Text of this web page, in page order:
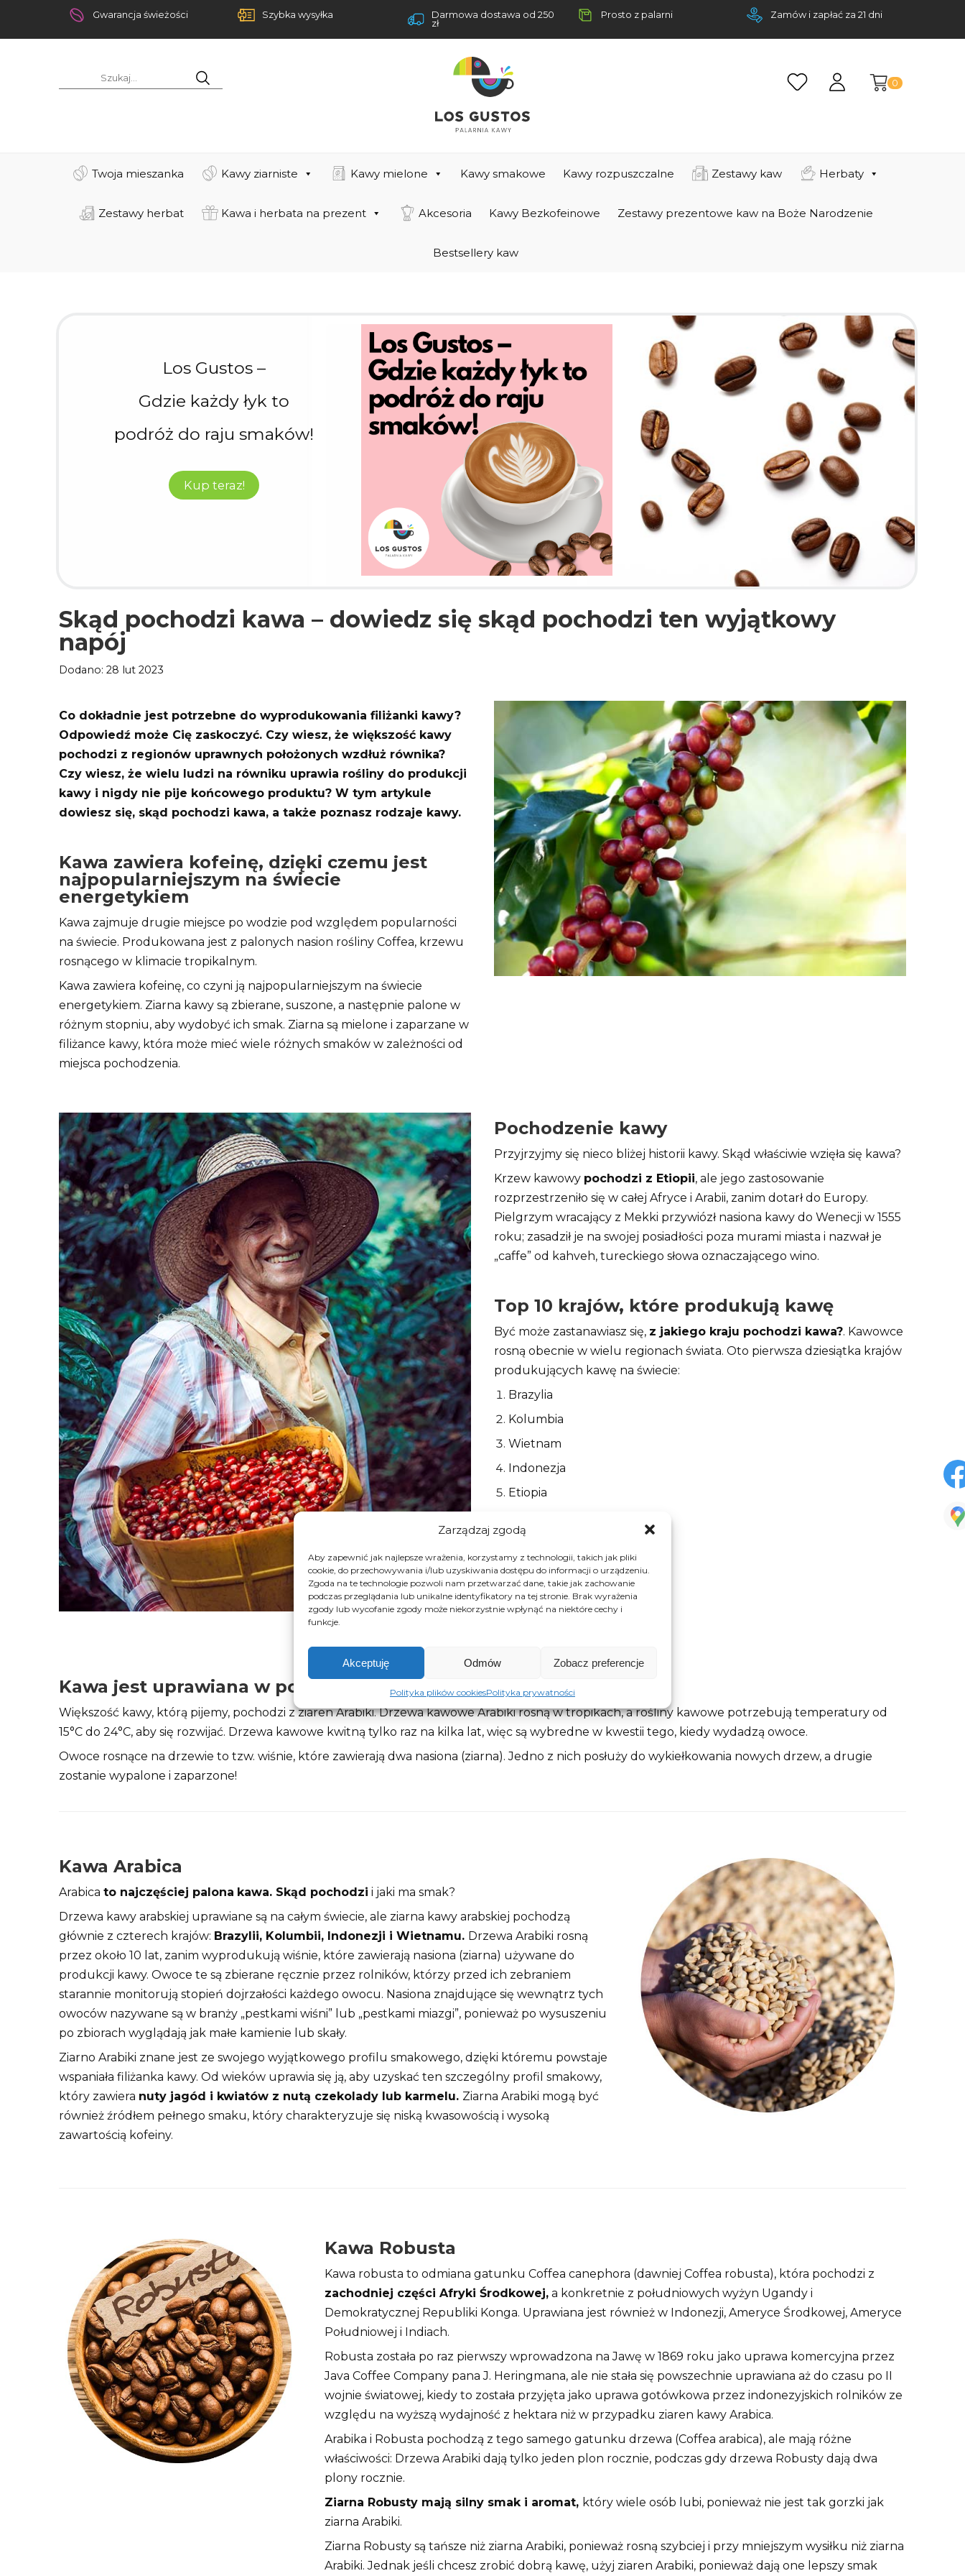
Zarządzaj zgodą
Aby zapewnić jak najlepsze wrażenia, korzystamy z technologii, takich jak pliki
cookie, do przechowywania i/lub uzyskiwania dostępu do informacji o urządzeniu.
Zgoda na te technologie pozwoli nam przetwarzać dane, takie jak zachowanie
podczas przeglądania lub unikalne identyfikatory na tej stronie. Brak wyrażenia
zgody lub wycofanie zgody może niekorzystnie wpłynąć na niektóre cechy i
funkcje.
Akceptuję Odmów Zobacz preferencje
Polityka plików cookiesPolityka prywatności
Gwarancja świeżości Szybka wysyłka
Darmowa dostawa od 250
zł
Prosto z palarni Zamów i zapłać za 21 dni
0
Twoja mieszanka Kawy ziarniste Kawy mielone Kawy smakowe Kawy rozpuszczalne Zestawy kaw Herbaty
Zestawy herbat Kawa i herbata na prezent Akcesoria Kawy Bezkofeinowe Zestawy prezentowe kaw na Boże Narodzenie
Bestsellery kaw
Los Gustos –
Gdzie każdy łyk to
podróż do raju smaków!
Kup teraz!
Skąd pochodzi kawa – dowiedz się skąd pochodzi ten wyjątkowy
napój
Dodano: 28 lut 2023
Co dokładnie jest potrzebne do wyprodukowania filiżanki kawy?
Odpowiedź może Cię zaskoczyć. Czy wiesz, że większość kawy
pochodzi z regionów uprawnych położonych wzdłuż równika?
Czy wiesz, że wielu ludzi na równiku uprawia rośliny do produkcji
kawy i nigdy nie pije końcowego produktu? W tym artykule
dowiesz się, skąd pochodzi kawa, a także poznasz rodzaje kawy.
Kawa zawiera kofeinę, dzięki czemu jest
najpopularniejszym na świecie
energetykiem
Kawa zajmuje drugie miejsce po wodzie pod względem popularności
na świecie. Produkowana jest z palonych nasion rośliny Coffea, krzewu
rosnącego w klimacie tropikalnym.
Kawa zawiera kofeinę, co czyni ją najpopularniejszym na świecie
energetykiem. Ziarna kawy są zbierane, suszone, a następnie palone w
różnym stopniu, aby wydobyć ich smak. Ziarna są mielone i zaparzane w
filiżance kawy, która może mieć wiele różnych smaków w zależności od
miejsca pochodzenia.
Pochodzenie kawy
Przyjrzyjmy się nieco bliżej historii kawy. Skąd właściwie wzięła się kawa?
Krzew kawowy pochodzi z Etiopii, ale jego zastosowanie
rozprzestrzeniło się w całej Afryce i Arabii, zanim dotarł do Europy.
Pielgrzym wracający z Mekki przywiózł nasiona kawy do Wenecji w 1555
roku; zasadził je na swojej posiadłości poza murami miasta i nazwał je
„caffe” od kahveh, tureckiego słowa oznaczającego wino.
Top 10 krajów, które produkują kawę
Być może zastanawiasz się, z jakiego kraju pochodzi kawa?. Kawowce
rosną obecnie w wielu regionach świata. Oto pierwsza dziesiątka krajów
produkujących kawę na świecie:
Brazylia
Kolumbia
Wietnam
Indonezja
Etiopia
Meksyk
Papua-Nowa Gwinea
Honduras
Salwador
Kawa jest uprawiana w ponad 70 krajach na całym świecie
Większość kawy, którą pijemy, pochodzi z ziaren Arabiki. Drzewa kawowe Arabiki rosną w tropikach, a rośliny kawowe potrzebują temperatury od
15°C do 24°C, aby się rozwijać. Drzewa kawowe kwitną tylko raz na kilka lat, więc są wybredne w kwestii tego, kiedy wydadzą owoce.
Owoce rosnące na drzewie to tzw. wiśnie, które zawierają dwa nasiona (ziarna). Jedno z nich posłuży do wykiełkowania nowych drzew, a drugie
zostanie wypalone i zaparzone!
Kawa Arabica
Arabica to najczęściej palona kawa. Skąd pochodzi i jaki ma smak?
Drzewa kawy arabskiej uprawiane są na całym świecie, ale ziarna kawy arabskiej pochodzą
głównie z czterech krajów: Brazylii, Kolumbii, Indonezji i Wietnamu. Drzewa Arabiki rosną
przez około 10 lat, zanim wyprodukują wiśnie, które zawierają nasiona (ziarna) używane do
produkcji kawy. Owoce te są zbierane ręcznie przez rolników, którzy przed ich zebraniem
starannie monitorują stopień dojrzałości każdego owocu. Nasiona znajdujące się wewnątrz tych
owoców nazywane są w branży „pestkami wiśni” lub „pestkami miazgi”, ponieważ po wysuszeniu
po zbiorach wyglądają jak małe kamienie lub skały.
Ziarno Arabiki znane jest ze swojego wyjątkowego profilu smakowego, dzięki któremu powstaje
wspaniała filiżanka kawy. Od wieków uprawia się ją, aby uzyskać ten szczególny profil smakowy,
który zawiera nuty jagód i kwiatów z nutą czekolady lub karmelu. Ziarna Arabiki mogą być
również źródłem pełnego smaku, który charakteryzuje się niską kwasowością i wysoką
zawartością kofeiny.
Kawa Robusta
Kawa robusta to odmiana gatunku Coffea canephora (dawniej Coffea robusta), która pochodzi z
zachodniej części Afryki Środkowej, a konkretnie z południowych wyżyn Ugandy i
Demokratycznej Republiki Konga. Uprawiana jest również w Indonezji, Ameryce Środkowej, Ameryce
Południowej i Indiach.
Robusta została po raz pierwszy wprowadzona na Jawę w 1869 roku jako uprawa komercyjna przez
Java Coffee Company pana J. Heringmana, ale nie stała się powszechnie uprawiana aż do czasu po II
wojnie światowej, kiedy to została przyjęta jako uprawa gotówkowa przez indonezyjskich rolników ze
względu na wyższą wydajność z hektara niż w przypadku ziaren kawy Arabica.
Arabika i Robusta pochodzą z tego samego gatunku drzewa (Coffea arabica), ale mają różne
właściwości: Drzewa Arabiki dają tylko jeden plon rocznie, podczas gdy drzewa Robusty dają dwa
plony rocznie.
Ziarna Robusty mają silny smak i aromat, który wiele osób lubi, ponieważ nie jest tak gorzki jak
ziarna Arabiki.
Ziarna Robusty są tańsze niż ziarna Arabiki, ponieważ rosną szybciej i przy mniejszym wysiłku niż ziarna
Arabiki. Jednak jeśli chcesz zrobić dobrą kawę, użyj ziaren Arabiki, ponieważ dają one lepszy smak